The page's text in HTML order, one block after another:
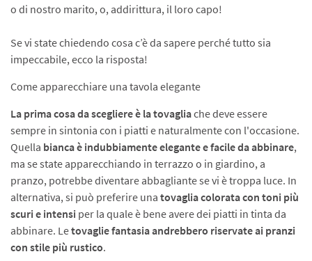
o di nostro marito, o, addirittura, il loro capo!
Se vi state chiedendo cosa c’è da sapere perché tutto sia
impeccabile, ecco la risposta!
Come apparecchiare una tavola elegante
La prima cosa da scegliere è la tovagliache deve essere
sempre in sintonia con i piatti e naturalmente con l'occasione.
Quella bianca è indubbia­mente elegante e facile da abbinare,
ma se state apparecchiando in terrazzo o in giardino, a
pranzo, potrebbe diventare abbagliante se vi è troppa luce. In
alternativa, si può preferire una tovaglia colorata con toni più
scuri e intensi per la quale è bene avere dei piatti in tinta da
abbinare. Letova­glie fantasia andrebbero riservate ai pranzi
con stile più rustico.